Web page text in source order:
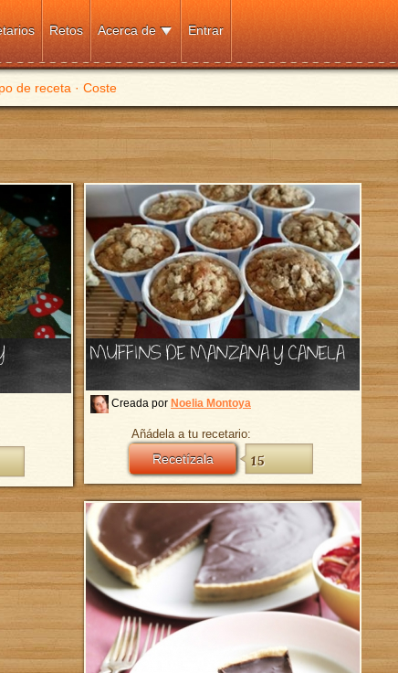
Entrar
Acerca de
Retos
de receta · Coste
MUFFINS DE MANZANA Y CANELA
Creada por Noelia Montoya
Añádela a tu recetario:
Recetízala 15